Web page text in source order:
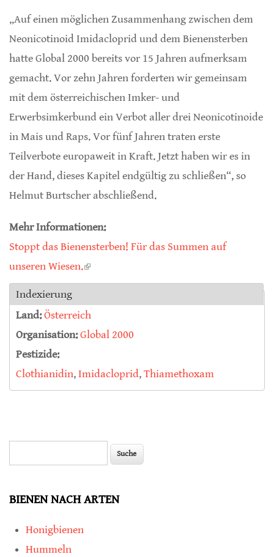
„Auf einen möglichen Zusammenhang zwischen dem
Neonicotinoid Imidacloprid und dem Bienensterben
hatte Global 2000 bereits vor 15 Jahren aufmerksam
gemacht. Vor zehn Jahren forderten wir gemeinsam
mit dem österreichischen Imker- und
Erwerbsimkerbund ein Verbot aller drei Neonicotinoide
in Mais und Raps. Vor fünf Jahren traten erste
Teilverbote europaweit in Kraft. Jetzt haben wir es in
der Hand, dieses Kapitel endgültig zu schließen“, so
Helmut Burtscher abschließend.
Mehr Informationen:
Stoppt das Bienensterben! Für das Summen auf
unseren Wiesen.(link is external)
Indexierung
Land:Österreich
Organisation:Global 2000
Pestizide:
Clothianidin,Imidacloprid,Thiamethoxam
BIENEN NACH ARTEN
Honigbienen
Hummeln